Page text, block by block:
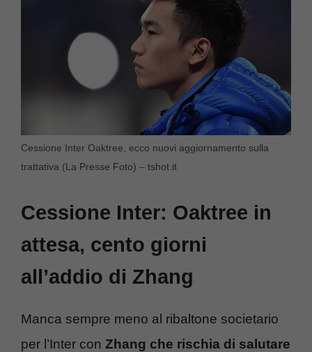
Cessione Inter Oaktree, ecco nuovi aggiornamento sulla
trattativa (La Presse Foto) – tshot.it
Cessione Inter: Oaktree in
attesa, cento giorni
all’addio di Zhang
Manca sempre meno al ribaltone societario
per l’Inter con Zhang che rischia di salutare